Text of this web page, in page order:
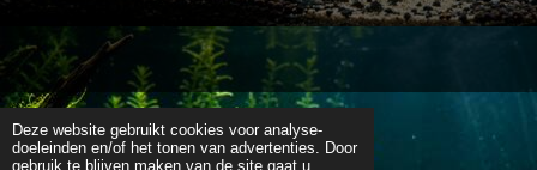
Deze website gebruikt cookies voor analyse-
doeleinden en/of het tonen van advertenties. Door
gebruik te blijven maken van de site gaat u